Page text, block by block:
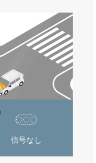
信号なし